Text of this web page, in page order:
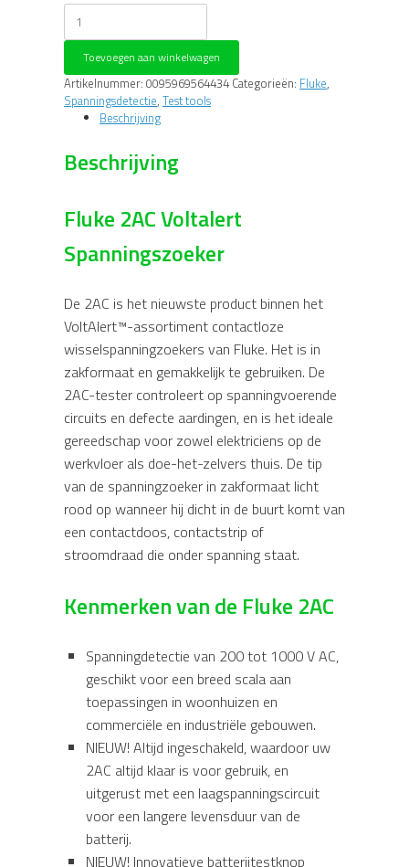
Fluke
2AC
Voltalert
Spanningsdetector
aantal
Toevoegen aan winkelwagen
Artikelnummer: 0095969564434 Categorieën: Fluke,
Spanningsdetectie, Test tools
Beschrijving
Beschrijving
Fluke 2AC Voltalert
Spanningszoeker
De 2AC is het nieuwste product binnen het
VoltAlert™-assortiment contactloze
wisselspanningzoekers van Fluke. Het is in
zakformaat en gemakkelijk te gebruiken. De
2AC-tester controleert op spanningvoerende
circuits en defecte aardingen, en is het ideale
gereedschap voor zowel elektriciens op de
werkvloer als doe-het-zelvers thuis. De tip
van de spanningzoeker in zakformaat licht
rood op wanneer hij dicht in de buurt komt van
een contactdoos, contactstrip of
stroomdraad die onder spanning staat.
Kenmerken van de Fluke 2AC
Spanningdetectie van 200 tot 1000 V AC,
geschikt voor een breed scala aan
toepassingen in woonhuizen en
commerciële en industriële gebouwen.
NIEUW! Altijd ingeschakeld, waardoor uw
2AC altijd klaar is voor gebruik, en
uitgerust met een laagspanningscircuit
voor een langere levensduur van de
batterij.
NIEUW! Innovatieve batterijtestknop